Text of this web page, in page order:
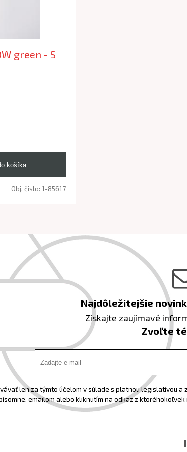
green - S
Obj. čislo: 1-85617
Najdôležitejšie
Získajte zaujímavé
Zvoľte
len za týmto účelom v súlade s platnou legislatívou
emailom alebo kliknutím na odkaz z